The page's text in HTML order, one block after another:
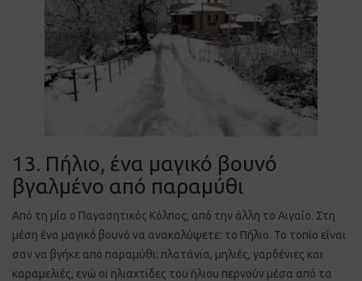
13. Πήλιο, ένα μαγικό βουνό
βγαλμένο από παραμύθι
Από τη μία ο Παγασητικός Κόλπος, από την άλλη το Αιγαίο. Στη
μέση ένα μαγικό βουνό να ανακαλύψετε: το Πήλιο. Το τοπίο είναι
σαν να βγήκε από παραμύθι: πλατάνια, μηλιές, γαρδένιες και
καραμελιές, ενώ οι ηλιαχτίδες του ήλιου περνούν μέσα από τα